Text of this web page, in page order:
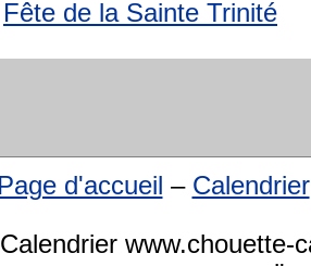
Fête de la Sainte Trinité
Page d'accueil – Calendrier
Calendrier www.chouette-